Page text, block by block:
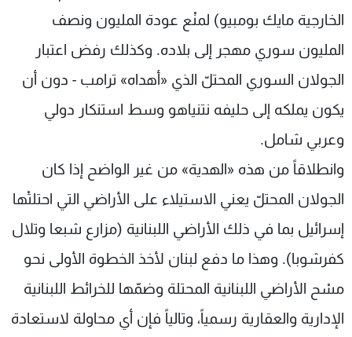
الخارجية مايك بومبيو) لمنْع عودة المليون ونصف
المليون سوري مهجر إلى بلاده. وكذلك رفض اعتبار
الجولان السوري المحتلّ الذي «أهداه» ترامب - دون أن
يكون يملكه إلى حليفه نتنياهو وسط استنكار دولي
وعربي شامل.
وانطلاقاً من هذه «الهدية» من غير الواضح إذا كان
الجولان المحتلّ يعني الاستيلاء على الأراضي التي احتلتْها
إسرائيل بما في ذلك الأراضي اللبنانية (مزارع شبعا وتلال
كفرشوبا). وهذا ما دفع لبنان لأخذ الخطوة الأولى نحو
مسْح الأراضي اللبنانية المحتلة وضمّها للخرائط اللبنانية
الإدارية والعقارية رسمياً، وتالياً فإن أي محاولة لاستعادة